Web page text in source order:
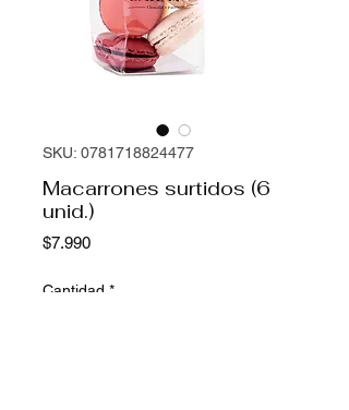
SKU: 0781718824477
Macarrones surtidos (6
unid.)
$7.990Precio
Cantidad *